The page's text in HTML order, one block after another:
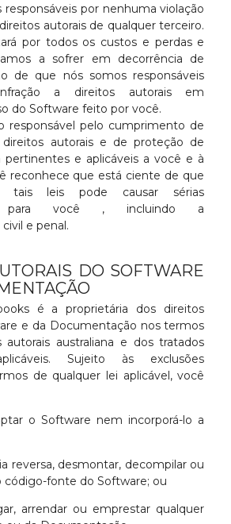
responsáveis por nenhuma violação
autorais de qualquer terceiro.
por todos os custos e perdas e
a sofrer em decorrência de
de que nós somos responsáveis
a direitos autorais em
do Software feito por você.
responsável pelo cumprimento de
autorais e de proteção de
pertinentes e aplicáveis a você e à
reconhece que está ciente de que
tais leis pode causar sérias
para você , incluindo a
e penal.
DO SOFTWARE
é a proprietária dos direitos
e da Documentação nos termos
australiana e dos tratados
Sujeito às exclusões
de qualquer lei aplicável, você
o Software nem incorporá-lo a
reversa, desmontar, decompilar ou
código-fonte do Software; ou
arrendar ou emprestar qualquer